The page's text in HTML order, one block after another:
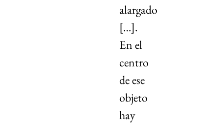
alargado
[…].
En el
centro
de ese
objeto
hay